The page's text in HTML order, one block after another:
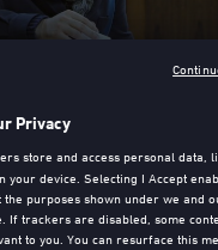
Noleggia da2,99€
Privacy
store and access personal data,
your device. Selecting I Accept
the purposes shown under we and
If trackers are disabled, some
to you. You can resurface this